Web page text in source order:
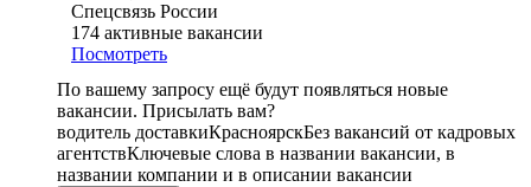
Спецсвязь России
174 активные вакансии
Посмотреть
По вашему запросу ещё будут появляться новые
вакансии. Присылать вам?
водитель доставкиКрасноярскБез вакансий от кадровых
агентствКлючевые слова в названии вакансии, в
названии компании и в описании вакансии